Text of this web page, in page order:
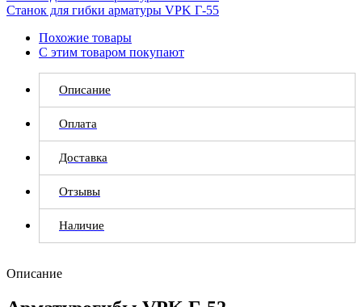
Станок для гибки арматуры VPK Г-55
Похожие товары
С этим товаром покупают
Описание
Оплата
Доставка
Отзывы
Наличие
Описание